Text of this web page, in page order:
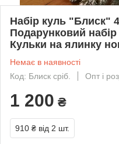
Набір куль "Блиск"
Подарунковий
Кульки на ялинку
Немає в наявності
Код: Блиск сріб.
Опт і
1 200 ₴
910 ₴ від 2 шт.